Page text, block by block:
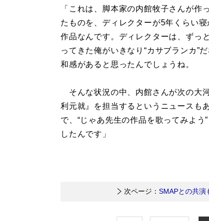
「これは、脚本家の内館牧子さんが作
たものを、ディレクターが5年くらい寝
作品なんです。ディレクターは、ずっ
ってきた俺がいきなり“カサブランカ”
和感があると思ったんでしょうね。
そんな状況の中、内館さんが次の大
利元就』を担当するというニュースも
で、“じゃあ先生の作品を歌ってみよう
したんです」
次ページ： SMAPとの共演